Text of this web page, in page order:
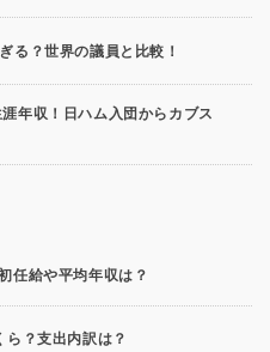
る？世界の議員と比較！
年収！日ハム入団からカブス
任給や平均年収は？
？支出内訳は？